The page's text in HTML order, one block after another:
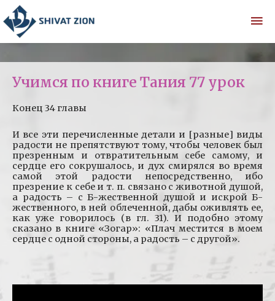
Учимся по книге Тания 77 урок
Конец 34 главы
И все эти перечисленные детали и [разные] виды
радости не препятствуют тому, чтобы человек был
презренным и отвратительным себе самому, и
сердце его сокрушалось, и дух смирялся во время
самой этой радости непосредственно, ибо
презрение к себе и т. п. связано с животной душой,
а радость – с Б-жественной душой и искрой Б-
жественного, в ней облеченной, дабы оживлять ее,
как уже говорилось (в гл. 31). И подобно этому
сказано в книге «Зогар»: «Плач местится в моем
сердце с одной стороны, а радость – с другой».